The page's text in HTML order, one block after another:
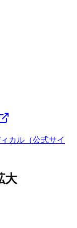
カル（公式サイ
大